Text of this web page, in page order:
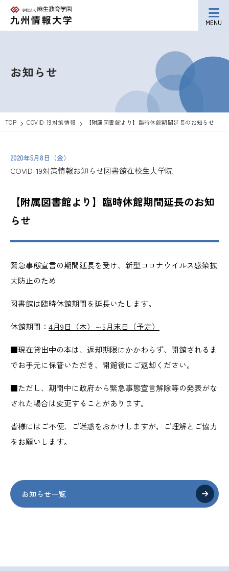
MENU
お知らせ
TOP COVID-19対策情報 【附属図書館より】臨時休館期間延長のお知らせ
2020年5月8日（金）
COVID-19対策情報お知らせ図書館在校生大学院
【附属図書館より】臨時休館期間延長のお知
らせ
緊急事態宣言の期間延長を受け、新型コロナウイルス感染拡
大防止のため
図書館は臨時休館期間を延長いたします。
休館期間： 4月9日（木）～5月末日（予定）
■現在貸出中の本は、返却期限にかかわらず、開館されるま
でお手元に保管いただき、開館後にご返却ください。
■ただし、期間中に政府から緊急事態宣言解除等の発表がな
された場合は変更することがあります。
皆様にはご不便、ご迷惑をおかけしますが，ご理解とご協力
をお願いします。
お知らせ一覧